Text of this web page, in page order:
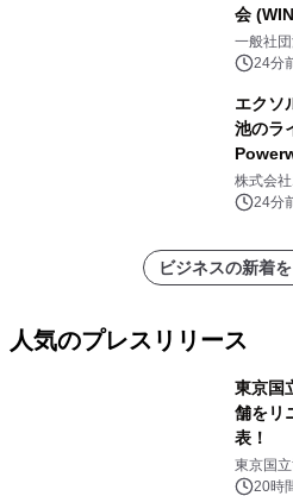
会
を発表
一般社
24分
エクソ
池のラ
応える
株式会
24分
ビジネスの新着
人気のプレスリリース
東京国
舗をリ
表！
東京国
20時